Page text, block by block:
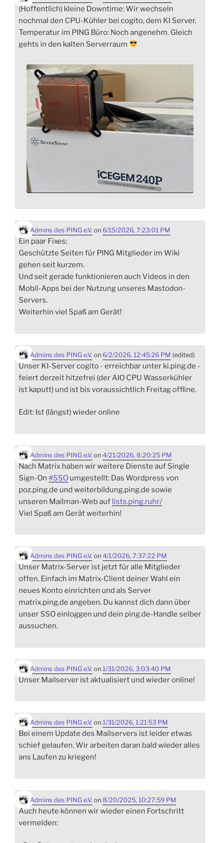
(Hoffentlich) kleine Downtime: Wir wechseln
nochmal den CPU-Kühler bei cogito, dem KI Server.
Temperatur im PING Büro: Noch angenehm. Gleich
gehts in den kalten Serverraum
Admins des PING e.V. on 6/15/2026, 7:23:01 PM
Ein paar Fixes:
Geschützte Seiten für PING Mitglieder im Wiki
gehen seit kurzem.
Und seit gerade funktionieren auch Videos in den
Mobil-Apps bei der Nutzung unseres Mastodon-
Servers.
Weiterhin viel Spaß am Gerät!
Admins des PING e.V. on 6/2/2026, 12:45:26 PM (edited)
Unser KI-Server cogito - erreichbar unter ki.ping.de -
feiert derzeit hitzefrei (der AIO CPU Wasserkühler
ist kaputt) und ist bis voraussichtlich Freitag offline.
Edit: Ist (längst) wieder online
Admins des PING e.V. on 4/21/2026, 8:20:25 PM
Nach Matrix haben wir weitere Dienste auf Single
Sign-On #SSO umgestellt: Das Wordpress von
poz.ping.de und weiterbildung.ping.de sowie
unseren Mailman-Web auf lists.ping.ruhr/
Viel Spaß am Gerät weiterhin!
Admins des PING e.V. on 4/1/2026, 7:37:22 PM
Unser Matrix-Server ist jetzt für alle Mitglieder
offen. Einfach im Matrix-Client deiner Wahl ein
neues Konto einrichten und als Server
matrix.ping.de angeben. Du kannst dich dann über
unser SSO einloggen und dein ping.de-Handle selber
aussuchen.
Admins des PING e.V. on 1/31/2026, 3:03:40 PM
Unser Mailserver ist aktualisiert und wieder online!
Admins des PING e.V. on 1/31/2026, 1:21:53 PM
Bei einem Update des Mailservers ist leider etwas
schief gelaufen. Wir arbeiten daran bald wieder alles
ans Laufen zu kriegen!
Admins des PING e.V. on 8/20/2025, 10:27:59 PM
Auch heute können wir wieder einen Fortschritt
vermelden: